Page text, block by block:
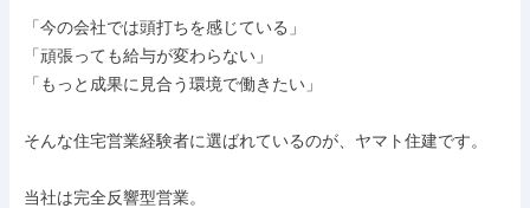
「今の会社では頭打ちを感じている」
「頑張っても給与が変わらない」
「もっと成果に見合う環境で働きたい」
そんな住宅営業経験者に選ばれているのが、ヤマト住建です。
当社は完全反響型営業。